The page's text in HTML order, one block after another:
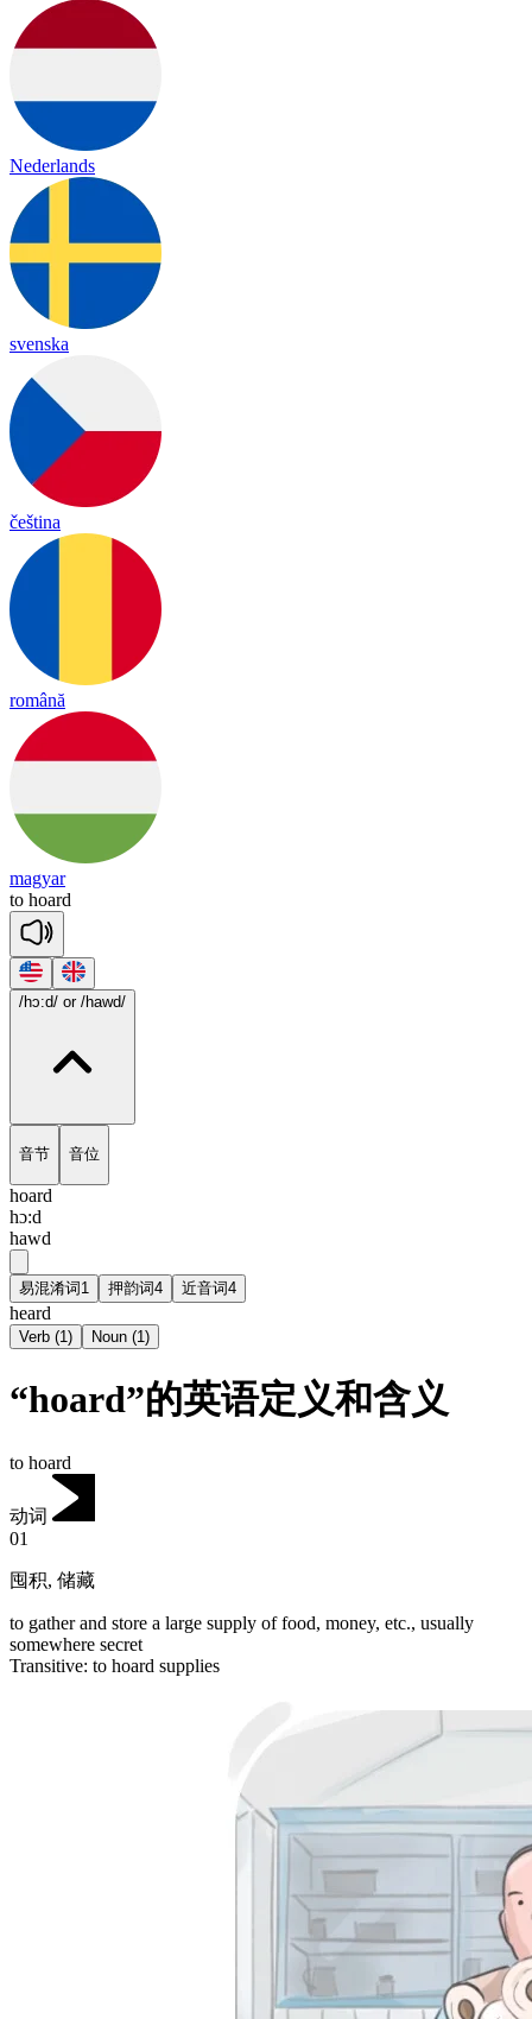
Nederlands
svenska
čeština
română
magyar
to hoard
/hɔ:d/ or /hawd/
音节 音位
hoard
hɔ:d
hawd
易混淆词1 押韵词4 近音词4
heard
Verb (1) Noun (1)
“hoard”的英语定义和含义
to hoard
动词
01
囤积, 储藏
to gather and store a large supply of food, money, etc., usually
somewhere secret
Transitive: to hoard supplies